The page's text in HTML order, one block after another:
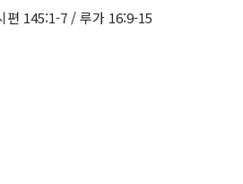
편 145:1-7 / 루가 16:9-15